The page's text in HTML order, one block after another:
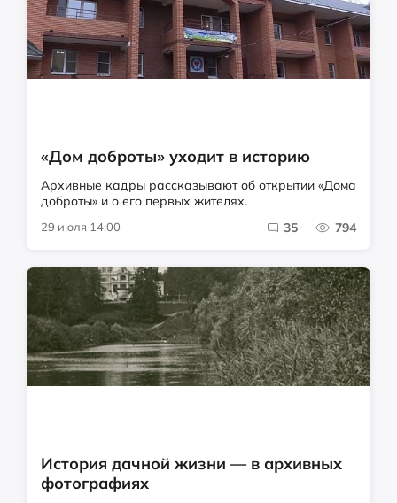
«Дом доброты» уходит в историю
Архивные кадры рассказывают об открытии «Дома
доброты» и о его первых жителях.
29 июля 14:00 35 794
История дачной жизни — в архивных
фотографиях